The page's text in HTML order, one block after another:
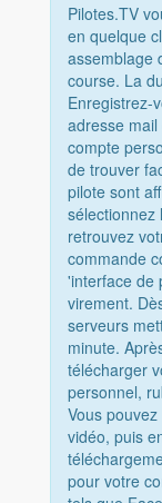
Pilotes.TV
en quelque
assemblage
course. La
Enregistrez-
adresse
compte
de trouver
pilote sont
sélectionnez
retrouvez
commande
'interface de
virement.
serveurs
minute.
télécharger
personnel,
Vous
vidéo, puis
pour votre